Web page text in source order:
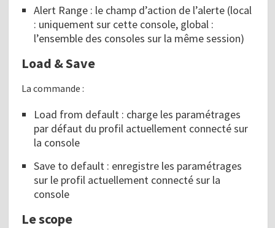
Alert Range : le champ d’action de l’alerte (local
: uniquement sur cette console, global :
l’ensemble des consoles sur la même session)
Load & Save
La commande :
Load from default : charge les paramétrages
par défaut du profil actuellement connecté sur
la console
Save to default : enregistre les paramétrages
sur le profil actuellement connecté sur la
console
Le scope